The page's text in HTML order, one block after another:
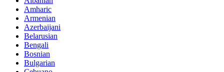
Amharic
Armenian
Azerbaijani
Belarusian
Bengali
Bosnian
Bulgarian